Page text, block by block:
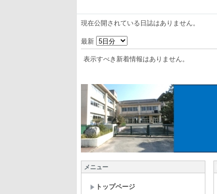
現在公開されている日誌はありません。
最新
表示すべき新着情報はありません。
メニュー
トップページ